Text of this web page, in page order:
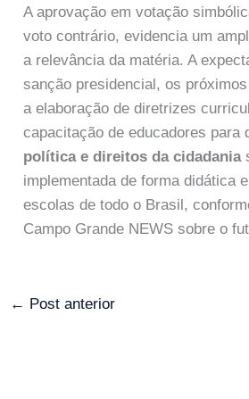
A aprovação em votação
voto contrário, evidencia um
a relevância da matéria. A
sanção presidencial, os
a elaboração de diretrizes
capacitação de educadores para
política e direitos da cidadania
implementada de forma didática
escolas de todo o Brasil,
Campo Grande NEWS sobre o
← Post anterior